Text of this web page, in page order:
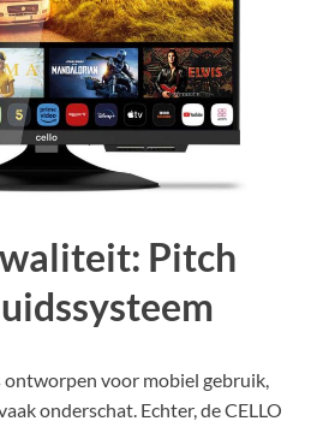
Pitch
ontworpen voor mobiel gebruik,
onderschat. Echter, de CELLO